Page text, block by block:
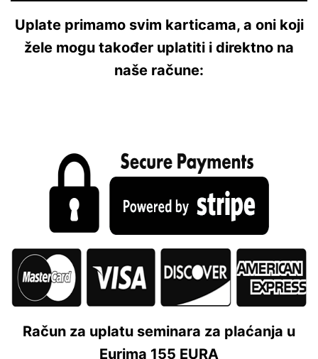
Uplate primamo svim karticama, a oni koji
žele mogu također uplatiti i direktno na
naše račune:
Račun za uplatu seminara za plaćanja u
Eurima 155 EURA